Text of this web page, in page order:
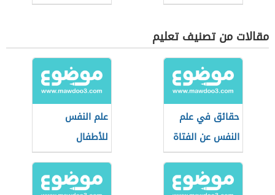
النفس
مقالات من تصنيف تعليم
حقائق في علم
النفس عن الفتاة
علم النفس
للأطفال